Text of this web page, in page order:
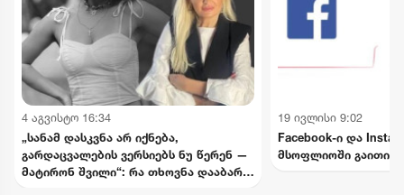
4 აგვისტო 16:34
„სანამ დასკვნა არ იქნება,
გარდაცვალების ვერსიებს ნუ წერენ —
მატირონ შვილი“: რა თხოვნა დააბარა
19 ივლისი 9:02
Facebook-ი და
მსოფლიოში გაითიშა